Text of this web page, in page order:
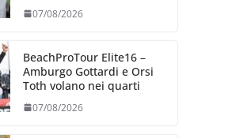
07/08/2026
BeachProTour Elite16 –
Amburgo Gottardi e Orsi
Toth volano nei quarti
07/08/2026